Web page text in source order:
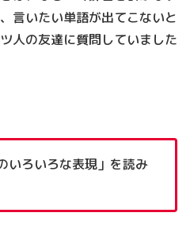
言いたい単語が出てこないと
人の友達に質問していました
いろいろな表現」を読み